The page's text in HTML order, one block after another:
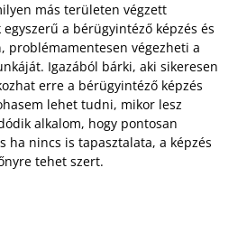
más területen végzett
a bérügyintéző képzés és
problémamentesen végezheti a
Igazából bárki, aki sikeresen
erre a bérügyintéző képzés
lehet tudni, mikor lesz
alkalom, hogy pontosan
ha nincs is tapasztalata, a képzés
tehet szert.